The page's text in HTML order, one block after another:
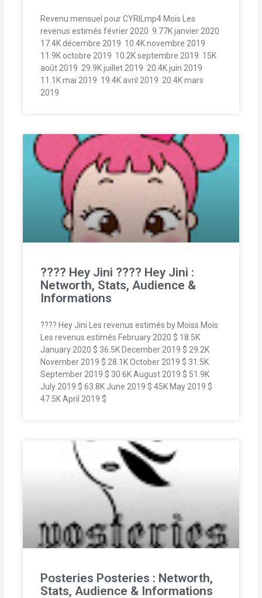
Revenu mensuel pour CYRILmp4 Mois Les
revenus estimés février 2020  9.77K janvier 2020 
17.4K décembre 2019  10.4K novembre 2019 
11.9K octobre 2019  10.2K septembre 2019  15K
août 2019  29.9K juillet 2019  20.4K juin 2019 
11.1K mai 2019  19.4K avril 2019  20.4K mars
2019 
???? Hey Jini ???? Hey Jini :
Networth, Stats, Audience &
Informations
???? Hey Jini Les revenus estimés by Moiss Mois
Les revenus estimés February 2020 $ 18.5K
January 2020 $ 36.5K December 2019 $ 29.2K
November 2019 $ 28.1K October 2019 $ 31.5K
September 2019 $ 30.6K August 2019 $ 51.9K
July 2019 $ 63.8K June 2019 $ 45K May 2019 $
47.5K April 2019 $
Posteries Posteries : Networth,
Stats, Audience & Informations